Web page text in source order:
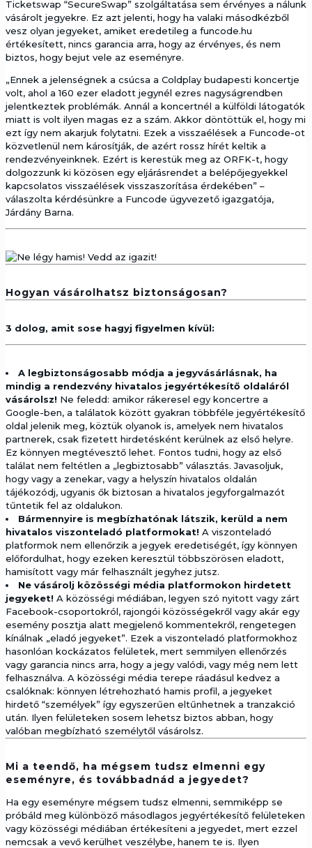
Ticketswap “SecureSwap” szolgáltatása sem érvényes a nálunk
vásárolt jegyekre. Ez azt jelenti, hogy ha valaki másodkézből
vesz olyan jegyeket, amiket eredetileg a funcode.hu
értékesített, nincs garancia arra, hogy az érvényes, és nem
biztos, hogy bejut vele az eseményre.
„Ennek a jelenségnek a csúcsa a Coldplay budapesti koncertje
volt, ahol a 160 ezer eladott jegynél ezres nagyságrendben
jelentkeztek problémák. Annál a koncertnél a külföldi látogatók
miatt is volt ilyen magas ez a szám. Akkor döntöttük el, hogy mi
ezt így nem akarjuk folytatni. Ezek a visszaélések a Funcode-ot
közvetlenül nem károsítják, de azért rossz hírét keltik a
rendezvényeinknek. Ezért is kerestük meg az ORFK-t, hogy
dolgozzunk ki közösen egy eljárásrendet a belépőjegyekkel
kapcsolatos visszaélések visszaszorítása érdekében” –
válaszolta kérdésünkre a Funcode ügyvezető igazgatója,
Járdány Barna.
Hogyan vásárolhatsz biztonságosan?
3 dolog, amit sose hagyj figyelmen kívül:
A legbiztonságosabb módja a jegyvásárlásnak, ha
mindig a rendezvény hivatalos jegyértékesítő oldaláról
vásárolsz! Ne feledd: amikor rákeresel egy koncertre a
Google-ben, a találatok között gyakran többféle jegyértékesítő
oldal jelenik meg, köztük olyanok is, amelyek nem hivatalos
partnerek, csak fizetett hirdetésként kerülnek az első helyre.
Ez könnyen megtévesztő lehet. Fontos tudni, hogy az első
találat nem feltétlen a „legbiztosabb” választás. Javasoljuk,
hogy vagy a zenekar, vagy a helyszín hivatalos oldalán
tájékozódj, ugyanis ők biztosan a hivatalos jegyforgalmazót
tűntetik fel az oldalukon.
Bármennyire is megbízhatónak látszik, kerüld a nem
hivatalos viszonteladó platformokat! A viszonteladó
platformok nem ellenőrzik a jegyek eredetiségét, így könnyen
előfordulhat, hogy ezeken keresztül többszörösen eladott,
hamisított vagy már felhasznált jegyhez jutsz.
Ne vásárolj közösségi média platformokon hirdetett
jegyeket! A közösségi médiában, legyen szó nyitott vagy zárt
Facebook-csoportokról, rajongói közösségekről vagy akár egy
esemény posztja alatt megjelenő kommentekről, rengetegen
kínálnak „eladó jegyeket”. Ezek a viszonteladó platformokhoz
hasonlóan kockázatos felületek, mert semmilyen ellenőrzés
vagy garancia nincs arra, hogy a jegy valódi, vagy még nem lett
felhasználva. A közösségi média terepe ráadásul kedvez a
csalóknak: könnyen létrehozható hamis profil, a jegyeket
hirdető “személyek” így egyszerűen eltűnhetnek a tranzakció
után. Ilyen felületeken sosem lehetsz biztos abban, hogy
valóban megbízható személytől vásárolsz.
Mi a teendő, ha mégsem tudsz elmenni egy
eseményre, és továbbadnád a jegyedet?
Ha egy eseményre mégsem tudsz elmenni, semmiképp se
próbáld meg különböző másodlagos jegyértékesítő felületeken
vagy közösségi médiában értékesíteni a jegyedet, mert ezzel
nemcsak a vevő kerülhet veszélybe, hanem te is. Ilyen